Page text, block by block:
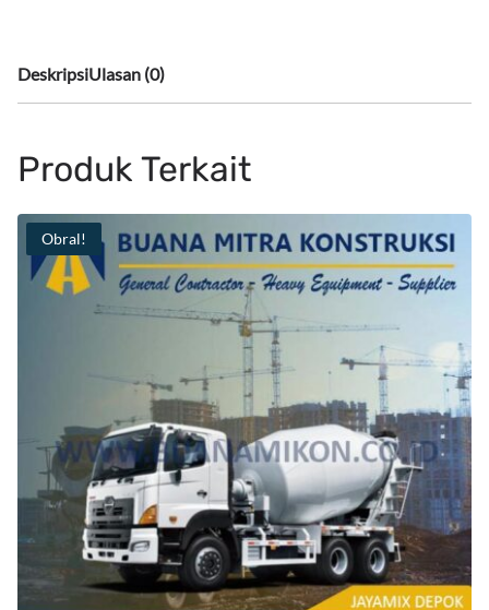
DeskripsiUlasan (0)
Produk Terkait
Obral!